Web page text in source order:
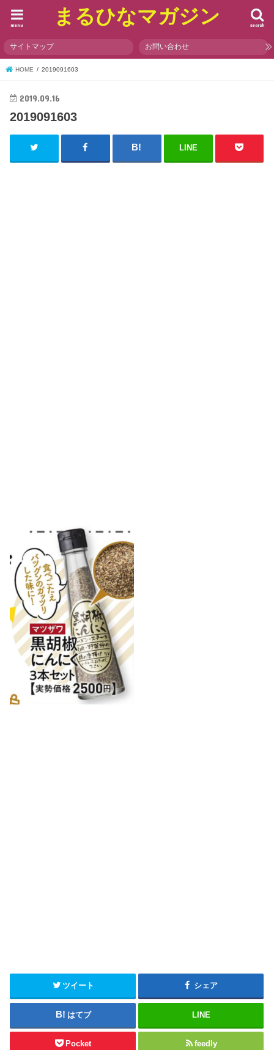
まるひなマガジン search
menu
サイトマップ お問い合わせ
HOME 2019091603
2019.09.16
2019091603
LINE
ツイート シェア
はてブ LINE
Pocket feedly